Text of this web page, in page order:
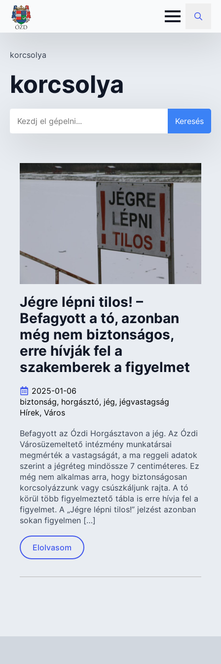
Search
korcsolya
korcsolya
Keresés
Jégre lépni tilos! –
Befagyott a tó, azonban
még nem biztonságos,
erre hívják fel a
szakemberek a figyelmet
2025-01-06
biztonság horgásztó jég jégvastagság
Hírek Város
Befagyott az Ózdi Horgásztavon a jég. Az Ózdi
Városüzemeltető intézmény munkatársai
megmérték a vastagságát, a ma reggeli adatok
szerint a jégréteg mindössze 7 centiméteres. Ez
még nem alkalmas arra, hogy biztonságosan
korcsolyázzunk vagy csúszkáljunk rajta. A tó
körül több figyelmeztető tábla is erre hívja fel a
figyelmet. A „Jégre lépni tilos!” jelzést azonban
sokan figyelmen […]
Elolvasom